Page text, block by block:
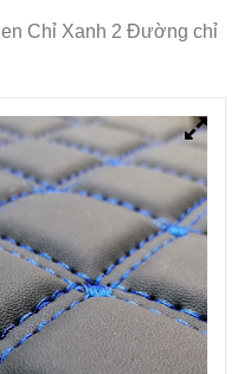
Chỉ Xanh 2 Đường chỉ